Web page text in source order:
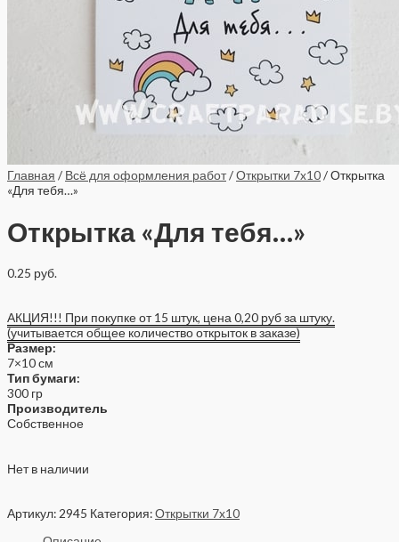
Главная / Всё для оформления работ/Открытки 7x10/ Открытка
«Для тебя…»
Открытка «Для тебя…»
0.25 руб.
АКЦИЯ!!! При покупке от 15 штук, цена 0,20 руб за штуку.
(учитывается общее количество открыток в заказе)
Размер:
7×10 см
Тип бумаги:
300 гр
Производитель
Собственное
Нет в наличии
Артикул: 2945 Категория:Открытки 7x10